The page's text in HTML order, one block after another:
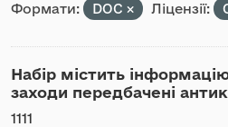
Формати: DOC Ліцензії:
Набір містить
заходи передбачені
1111